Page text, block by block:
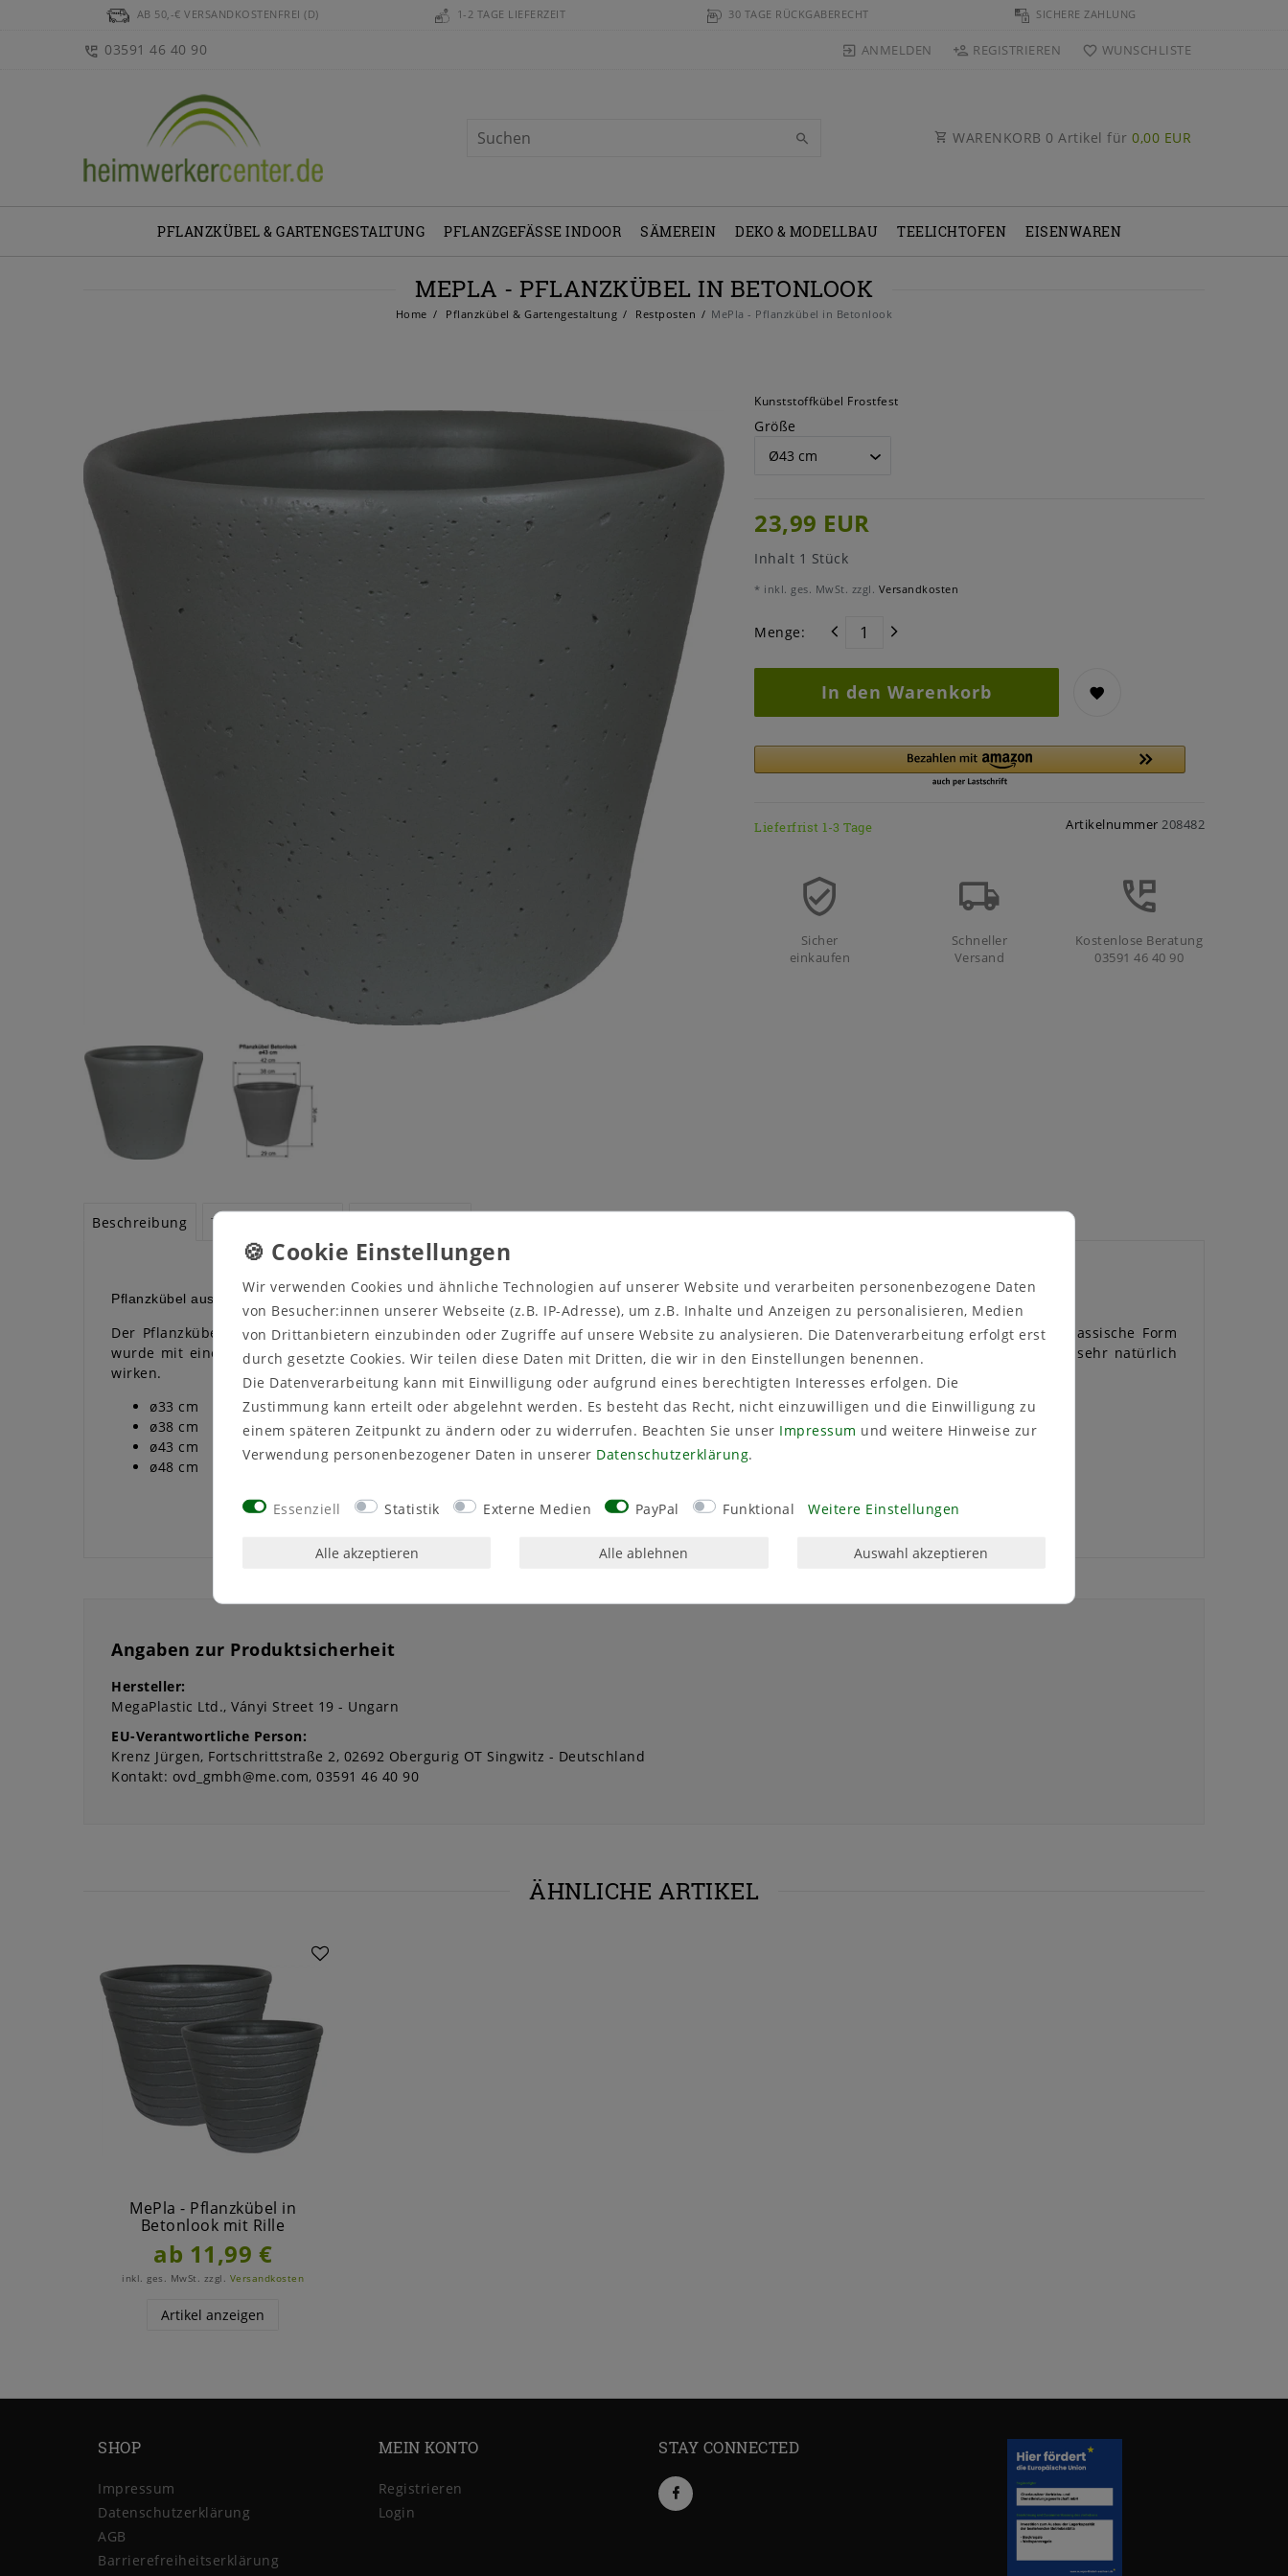
AB 50,-€ VERSANDKOSTENFREI (D) 1-2 TAGE LIEFERZEIT 30 TAGE RÜCKGABERECHT SICHERE ZAHLUNG
03591 46 40 90 ANMELDEN REGISTRIEREN WUNSCHLISTE
WARENKORB 0 Artikel für 0,00 EUR
PFLANZKÜBEL & GARTENGESTALTUNG PFLANZGEFÄSSE INDOOR SÄMEREIN DEKO & MODELLBAU TEELICHTOFEN EISENWAREN
MEPLA - PFLANZKÜBEL IN BETONLOOK
Home Pflanzkübel & Gartengestaltung Restposten MePla - Pflanzkübel in Betonlook
Kunststoffkübel Frostfest
Größe
23,99 EUR
Inhalt 1 Stück
* inkl. ges. MwSt. zzgl. Versandkosten
Menge:
In den Warenkorb
Lieferfrist 1-3 Tage Artikelnummer 208482
Sicher
einkaufen
Schneller
Versand
Kostenlose Beratung
03591 46 40 90
Beschreibung Technische Daten
Pflanzkübel aus Kunststoff - Betonlook
Der Pflanzkübel wird aus hochwertigem Kunststoff im Blasverfahren hergestellt. Dadurch ist er absolut frost- und bruchsicher. Die klassische Form
wurde mit einer Oberfläche im Betonlook versehen. Die Farbgebung im Betongrau in Kombination mit der Oberfläche, lässt den Kübel sehr natürlich
wirken.
ø33 cm
ø38 cm
ø43 cm
ø48 cm
Angaben zur Produktsicherheit
Hersteller:
MegaPlastic Ltd. Ványi Street 19
Ungarn
EU-Verantwortliche Person:
Krenz Jürgen Fortschrittstraße 2 02692 Obergurig OT Singwitz
Deutschland
Kontakt: ovd_gmbh@me.com 03591 46 40 90
ÄHNLICHE ARTIKEL
MePla - Pflanzkübel in
Betonlook mit Rille
ab 11,99 €
inkl. ges. MwSt. zzgl. Versandkosten
Artikel anzeigen
SHOP
Impressum
Daten­schutz­erklärung
AGB
Barrierefreiheitserklärung
MEIN KONTO
Registrieren
Login
STAY CONNECTED
Wir verwenden Cookies und ähnliche Technologien auf unserer Website und verarbeiten personenbezogene Daten
von Besucher:innen unserer Webseite (z.B. IP-Adresse), um z.B. Inhalte und Anzeigen zu personalisieren, Medien
von Drittanbietern einzubinden oder Zugriffe auf unsere Website zu analysieren. Die Datenverarbeitung erfolgt erst
durch gesetzte Cookies. Wir teilen diese Daten mit Dritten, die wir in den Einstellungen benennen.
Die Datenverarbeitung kann mit Einwilligung oder aufgrund eines berechtigten Interesses erfolgen. Die
Zustimmung kann erteilt oder abgelehnt werden. Es besteht das Recht, nicht einzuwilligen und die Einwilligung zu
einem späteren Zeitpunkt zu ändern oder zu widerrufen. Beachten Sie unser Impressum und weitere Hinweise zur
Verwendung personenbezogener Daten in unserer Daten­schutz­erklärung.
Essenziell Statistik Externe Medien PayPal Funktional Weitere Einstellungen
Alle akzeptieren Alle ablehnen Auswahl akzeptieren